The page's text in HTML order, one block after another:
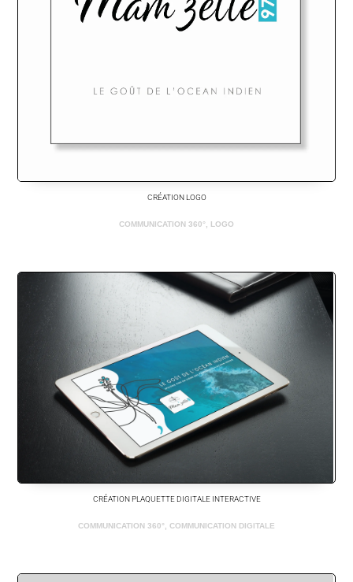
CRÉATION LOGO
COMMUNICATION 360° LOGO
CRÉATION PLAQUETTE DIGITALE INTERACTIVE
COMMUNICATION 360° COMMUNICATION DIGITALE